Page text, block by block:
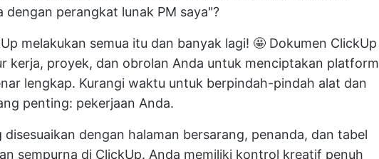
dengan perangkat lunak PM saya"?
melakukan semua itu dan banyak lagi! 🤩 Dokumen ClickUp
kerja, proyek, dan obrolan Anda untuk menciptakan platform
lengkap. Kurangi waktu untuk berpindah-pindah alat dan
penting: pekerjaan Anda.
disesuaikan dengan halaman bersarang, penanda, dan tabel
sempurna di ClickUp. Anda memiliki kontrol kreatif penuh